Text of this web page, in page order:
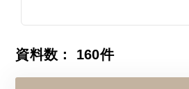
資料数： 160件